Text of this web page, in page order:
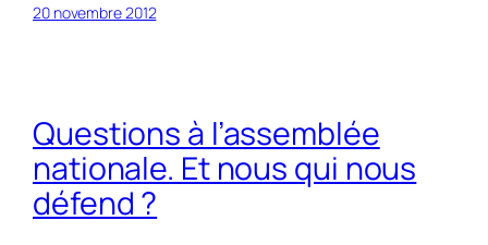
20 novembre 2012
Questions à l’assemblée
nationale. Et nous qui nous
défend ?